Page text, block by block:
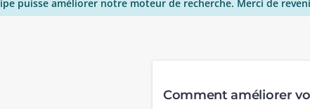
puisse améliorer notre moteur de recherche. Merci de
Comment améliorer